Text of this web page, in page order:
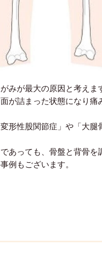
みが最大の原因と考えま
が詰まった状態になり痛
形性股関節症」や「大腿
あっても、骨盤と背骨を
例もございます。